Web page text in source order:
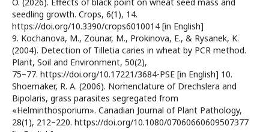
seedling growth. Crops, 6(1), 14.
https://doi.org/10.3390/crops6010014 [in English]
9. Kochanova, M., Zounar, M., Prokinova, E., & Rysanek, K.
(2004). Detection of Tilletia caries in wheat by PCR method.
Plant, Soil and Environment, 50(2),
75–77. https://doi.org/10.17221/3684-PSE [in English] 10.
Shoemaker, R. A. (2006). Nomenclature of Drechslera and
Bipolaris, grass parasites segregated from
«Helminthosporium». Canadian Journal of Plant Pathology,
28(1), 212–220. https://doi.org/10.1080/07060660609507377